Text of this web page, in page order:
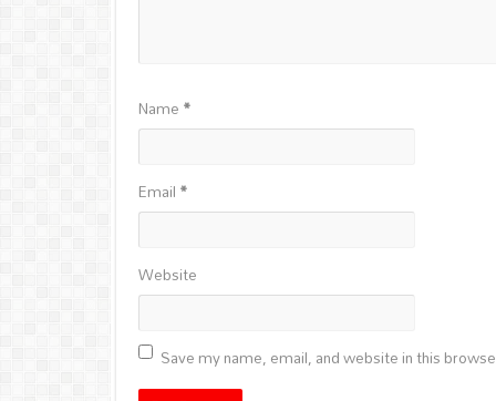
Name*
Email*
Website
Save my name, email, and website in this